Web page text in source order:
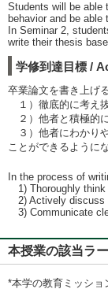
Students will be able
behavior and be
In Seminar 2,
write their thesis
学修到達目標 /
卒業論文を書き上げ
１）徹底的に考え
２）他者と積極的
３）他者にわかり
ことができるようにな
In the process of
1) Thoroughly think
2) Actively discuss
3) Communicate
本授業の該当ラ
*本学の教育ミッショ